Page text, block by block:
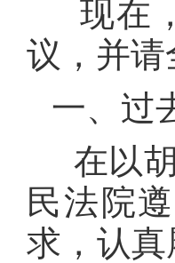
现在，
议，并
一、过
在以胡
民法院
求，认